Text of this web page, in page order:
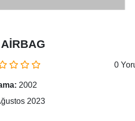
0
2002
2023